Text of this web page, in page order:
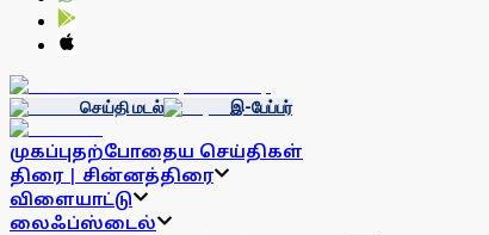
செய்தி மடல் இ-பேப்பர்
முகப்புதற்போதைய செய்திகள்
திரை | சின்னத்திரை
விளையாட்டு
லைஃப்ஸ்டைல்